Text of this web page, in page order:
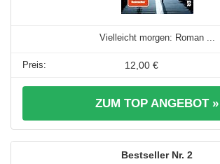
Vielleicht morgen: Roman ...
12,00 €
ZUM TOP ANGEBOT »
2